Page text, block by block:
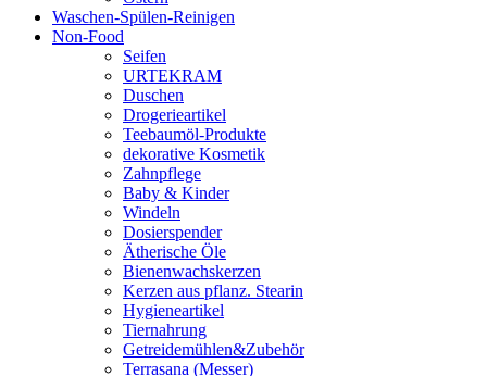
Waschen-Spülen-Reinigen
Non-Food
Seifen
URTEKRAM
Duschen
Drogerieartikel
Teebaumöl-Produkte
dekorative Kosmetik
Zahnpflege
Baby & Kinder
Windeln
Dosierspender
Ätherische Öle
Bienenwachskerzen
Kerzen aus pflanz. Stearin
Hygieneartikel
Tiernahrung
Getreidemühlen&Zubehör
Terrasana (Messer)